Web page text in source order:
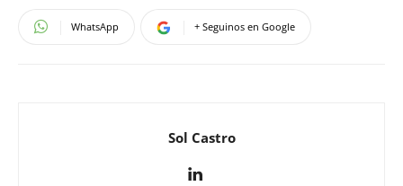
WhatsApp + Seguinos en Google
Sol Castro